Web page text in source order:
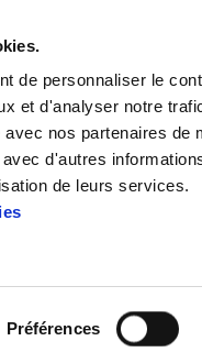
de personnaliser le
et d'analyser notre
nos partenaires
d'autres
de leurs services.
Préférences
lâche rien"
ELA-BORROKAN